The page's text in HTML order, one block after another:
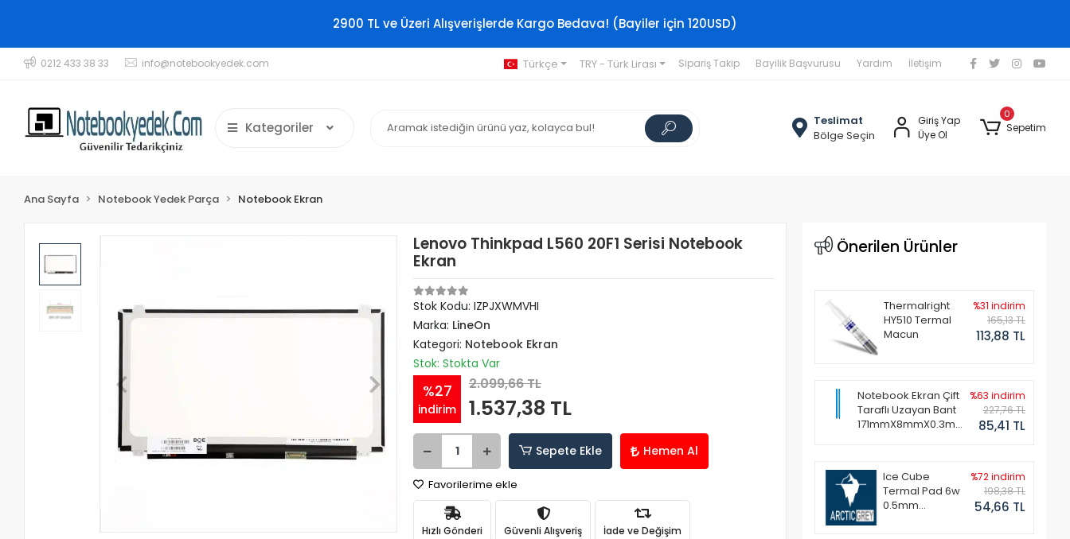
2900 TL ve Üzeri Alışverişlerde Kargo Bedava! (Bayiler için 120USD)
0212 433 38 33 info@notebookyedek.com Türkçe TRY - Türk Lirası Sipariş Takip Bayilik Başvurusu Yardım İletişim
Kategoriler
Teslimat
Bölge Seçin
Giriş Yap
Üye Ol
0
Sepetim
Ana Sayfa Notebook Yedek Parça Notebook Ekran
Lenovo Thinkpad L560 20F1 Serisi Notebook
Ekran
Stok Kodu: IZPJXWMVHI
Marka: LineOn
Kategori: Notebook Ekran
Stok: Stokta Var
%27
indirim
2.099,66 TL
1.537,38 TL
Sepete Ekle Hemen Al
Favorilerime ekle
Hızlı Gönderi Güvenli Alışveriş İade ve Değişim
Önerilen Ürünler
Thermalright
HY510 Termal
Macun
%31 indirim
165,13 TL
113,88 TL
Notebook Ekran Çift
Taraflı Uzayan Bant
171mmX8mmX0.3mm
%63 indirim
227,76 TL
85,41 TL
Ice Cube
Termal Pad 6w
0.5mm
%72 indirim
198,38 TL
54,66 TL